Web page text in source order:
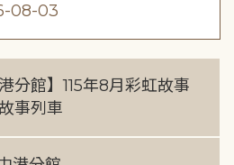
08-03
分館】115年8月彩虹故事
事列車